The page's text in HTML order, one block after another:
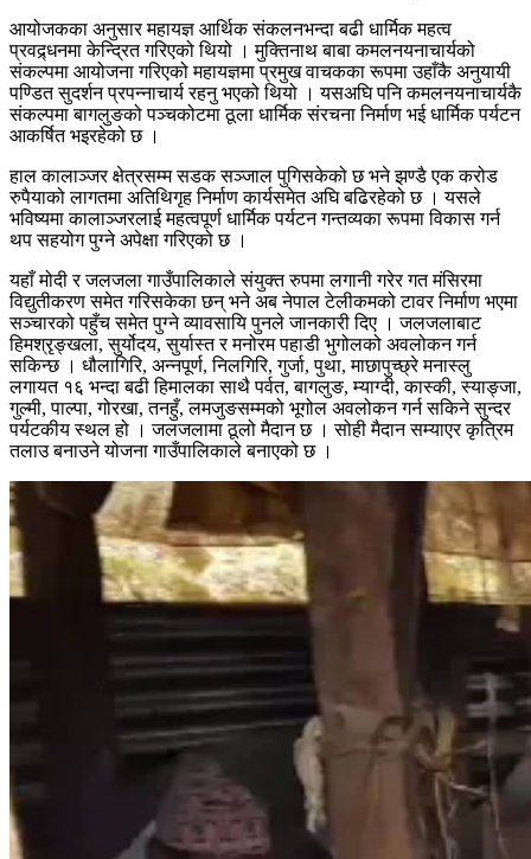
आयोजकका अनुसार महायज्ञ आर्थिक संकलनभन्दा बढी धार्मिक महत्व
प्रवद्र्धनमा केन्द्रित गरिएको थियो । मुक्तिनाथ बाबा कमलनयनाचार्यको
संकल्पमा आयोजना गरिएको महायज्ञमा प्रमुख वाचकका रूपमा उहाँकै अनुयायी
पण्डित सुदर्शन प्रपन्नाचार्य रहनु भएको थियो । यसअघि पनि कमलनयनाचार्यकै
संकल्पमा बागलुङको पञ्चकोटमा ठूला धार्मिक संरचना निर्माण भई धार्मिक पर्यटन
आकर्षित भइरहेको छ ।
हाल कालाञ्जर क्षेत्रसम्म सडक सञ्जाल पुगिसकेको छ भने झण्डै एक करोड
रुपैयाको लागतमा अतिथिगृह निर्माण कार्यसमेत अघि बढिरहेको छ । यसले
भविष्यमा कालाञ्जरलाई महत्वपूर्ण धार्मिक पर्यटन गन्तव्यका रूपमा विकास गर्न
थप सहयोग पुग्ने अपेक्षा गरिएको छ ।
यहाँ मोदी र जलजला गाउँपालिकाले संयुक्त रुपमा लगानी गरेर गत मंसिरमा
विद्युतीकरण समेत गरिसकेका छन् भने अब नेपाल टेलीकमको टावर निर्माण भएमा
सञ्चारको पहुँच समेत पुग्ने व्यावसायि पुनले जानकारी दिए । जलजलाबाट
हिमश्रृङ्खला, सुर्योदय, सुर्यास्त र मनोरम पहाडी भुगोलको अवलोकन गर्न
सकिन्छ । धौलागिरि, अन्नपूर्ण, निलगिरि, गुर्जा, पुथा, माछापुच्छ्रे मनास्लु
लगायत १६ भन्दा बढी हिमालका साथै पर्वत, बागलुङ, म्याग्दी, कास्की, स्याङ्जा,
गुल्मी, पाल्पा, गोरखा, तनहुँ, लमजुङसम्मको भूगोल अवलोकन गर्न सकिने सुन्दर
पर्यटकीय स्थल हो । जलजलामा ठूलो मैदान छ । सोही मैदान सम्याएर कृत्रिम
तलाउ बनाउने योजना गाउँपालिकाले बनाएको छ ।